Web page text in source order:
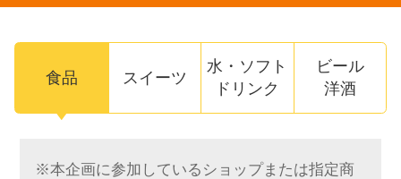
食品 スイーツ
水・ソフト
ドリンク
ビール
洋酒
※本企画に参加しているショップまたは指定商